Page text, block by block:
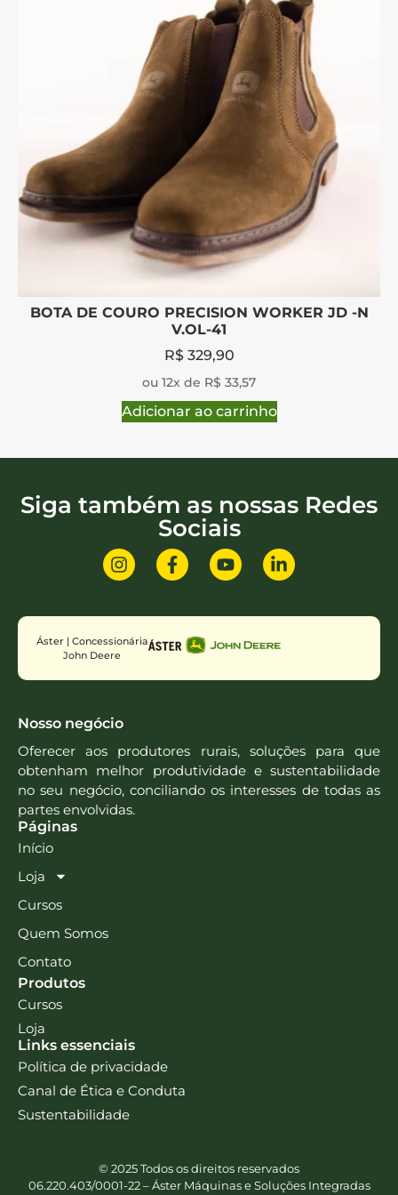
BOTA DE COURO PRECISION WORKER JD -N
V.OL-41
R$329,90
ou 12x de R$ 33,57
Adicionar ao carrinho
Siga também as nossas Redes
Sociais
Áster | Concessionária
John Deere
Nosso negócio
Oferecer aos produtores rurais, soluções para que
obtenham melhor produtividade e sustentabilidade
no seu negócio, conciliando os interesses de todas as
partes envolvidas.
Páginas
Início
Loja
Cursos
Quem Somos
Contato
Produtos
Cursos
Loja
Links essenciais
Política de privacidade
Canal de Ética e Conduta
Sustentabilidade
© 2025 Todos os direitos reservados
06.220.403/0001-22 – Áster Máquinas e Soluções Integradas